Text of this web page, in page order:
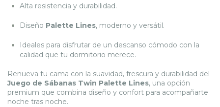
Alta resistencia y durabilidad.
Diseño Palette Lines, moderno y versátil.
Ideales para disfrutar de un descanso cómodo con la
calidad que tu dormitorio merece.
Renueva tu cama con la suavidad, frescura y durabilidad del
Juego de Sábanas Twin Palette Lines, una opción
premium que combina diseño y confort para acompañarte
noche tras noche.